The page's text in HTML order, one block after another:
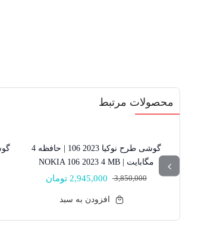
محصولات مرتبط
24% تخفیف
گوشی طرح نوکیا 2023 106 | حافظه 4
مگابایت | NOKIA 106 2023 4 MB
3,850,000
قیمت
3,850,000 تومان
2,945,000 تومان
قیمت
2,945,000 تومان. افزودن به سبد